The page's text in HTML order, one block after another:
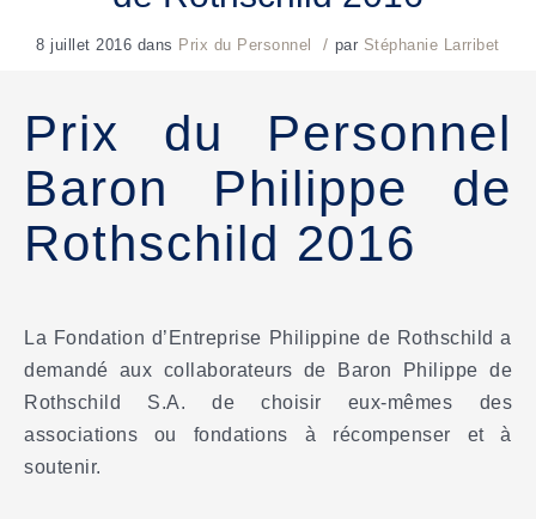
8 juillet 2016 dans Prix du Personnel / par Stéphanie Larribet
Prix du Personnel
Baron Philippe de
Rothschild 2016
La Fondation d’Entreprise Philippine de Rothschild a
demandé aux collaborateurs de Baron Philippe de
Rothschild S.A. de choisir eux-mêmes des
associations ou fondations à récompenser et à
soutenir.